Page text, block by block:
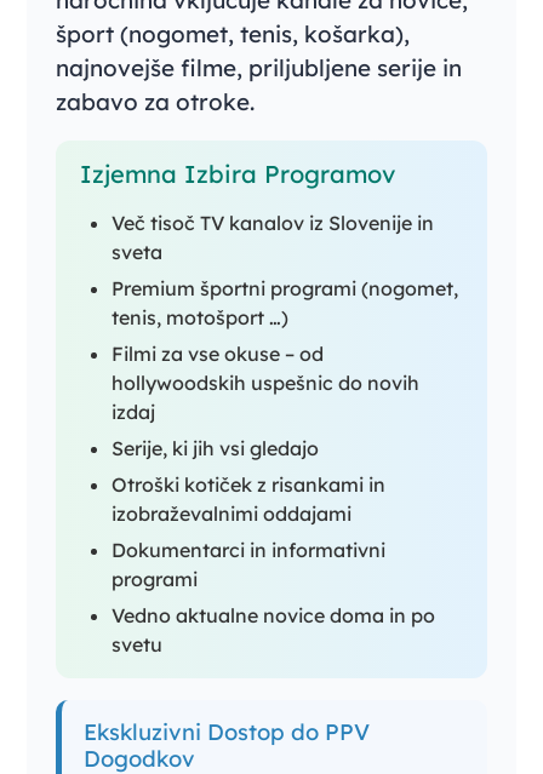
šport (nogomet, tenis, košarka),
najnovejše filme, priljubljene serije in
zabavo za otroke.
Izjemna Izbira Programov
Več tisoč TV kanalov iz Slovenije in
sveta
Premium športni programi (nogomet,
tenis, motošport …)
Filmi za vse okuse – od
hollywoodskih uspešnic do novih
izdaj
Serije, ki jih vsi gledajo
Otroški kotiček z risankami in
izobraževalnimi oddajami
Dokumentarci in informativni
programi
Vedno aktualne novice doma in po
svetu
Ekskluzivni Dostop do PPV
Dogodkov